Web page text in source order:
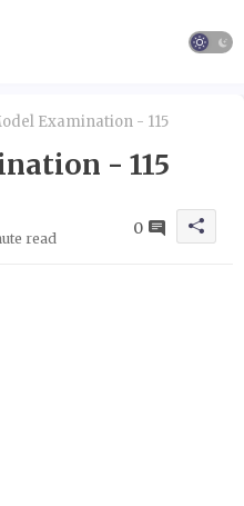
Examination - 115
- 115
read
0